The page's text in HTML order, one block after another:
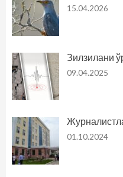
15.04.2026
Зилзилани
09.04.2025
01.10.2024